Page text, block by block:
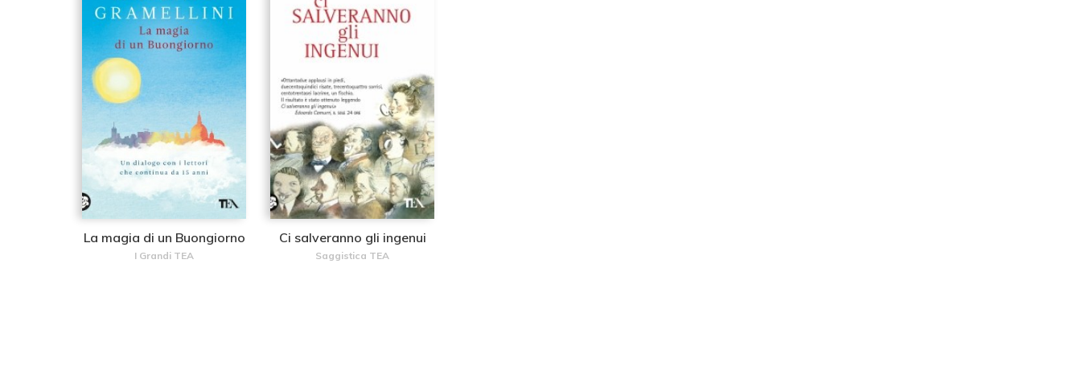
La magia di un Buongiorno
I Grandi TEA
Ci salveranno gli ingenui
Saggistica TEA